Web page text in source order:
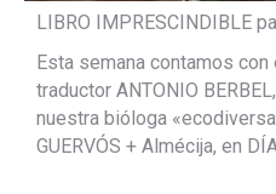
LIBRO IMPRESCINDIBLE
Esta semana contamos
traductor ANTONIO
nuestra bióloga
GUERVÓS + Almécija, en